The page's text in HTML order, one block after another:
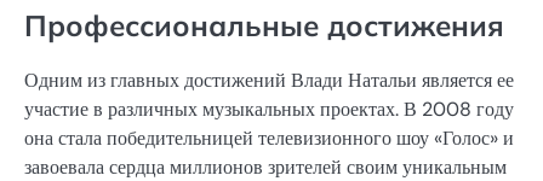
Профессиональные достижения
Одним из главных достижений Влади Натальи является ее
участие в различных музыкальных проектах. В 2008 году
она стала победительницей телевизионного шоу «Голос» и
завоевала сердца миллионов зрителей своим уникальным